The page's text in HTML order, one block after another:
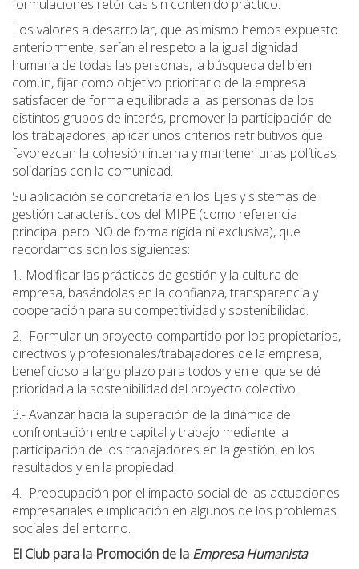
formulaciones retóricas sin contenido práctico.
Los valores a desarrollar, que asimismo hemos expuesto
anteriormente, serían el respeto a la igual dignidad
humana de todas las personas, la búsqueda del bien
común, fijar como objetivo prioritario de la empresa
satisfacer de forma equilibrada a las personas de los
distintos grupos de interés, promover la participación de
los trabajadores, aplicar unos criterios retributivos que
favorezcan la cohesión interna y mantener unas políticas
solidarias con la comunidad.
Su aplicación se concretaría en los Ejes y sistemas de
gestión característicos del MIPE (como referencia
principal pero NO de forma rígida ni exclusiva), que
recordamos son los siguientes:
1.-Modificar las prácticas de gestión y la cultura de
empresa, basándolas en la confianza, transparencia y
cooperación para su competitividad y sostenibilidad.
2.- Formular un proyecto compartido por los propietarios,
directivos y profesionales/trabajadores de la empresa,
beneficioso a largo plazo para todos y en el que se dé
prioridad a la sostenibilidad del proyecto colectivo.
3.- Avanzar hacia la superación de la dinámica de
confrontación entre capital y trabajo mediante la
participación de los trabajadores en la gestión, en los
resultados y en la propiedad.
4.- Preocupación por el impacto social de las actuaciones
empresariales e implicación en algunos de los problemas
sociales del entorno.
El Club para la Promoción de la Empresa Humanista